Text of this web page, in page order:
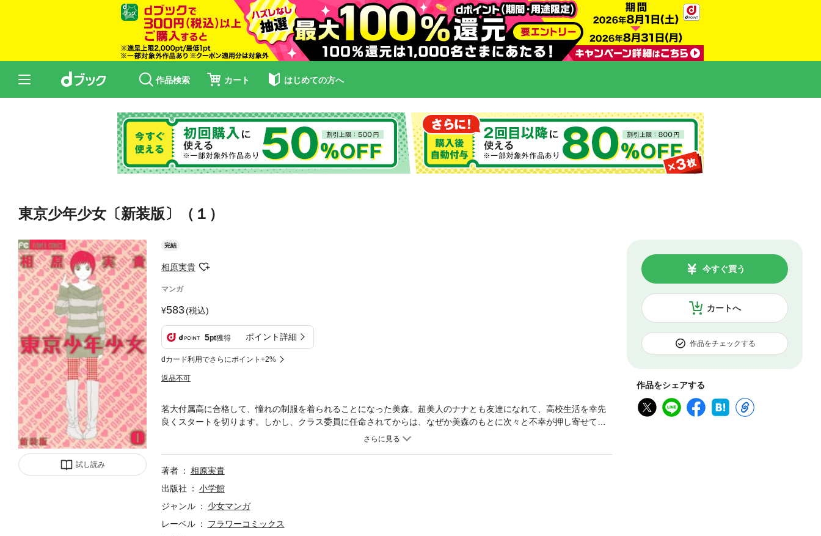
作品検索 カート はじめての方へ
東京少年少女〔新装版〕（１）
試し読み
完結
相原実貴
マンガ
583(税込)
5pt獲得 ポイント詳細
dカード利用でさらにポイント+2%
返品不可
カートへ
今すぐ買う
作品をチェックする
作品をシェアする
茗大付属高に合格して、憧れの制服を着られることになった美森。超美人のナナとも友達になれて、高校生活を幸先
良くスタートを切ります。しかし、クラス委員に任命されてからは、なぜか美森のもとに次々と不幸が押し寄せてき
て…！？相原ファン必読のまぶしくて心トキメク学園シリーズ第1巻。
著者
相原実貴
出版社
小学館
ジャンル
少女マンガ
レーベル
フラワーコミックス